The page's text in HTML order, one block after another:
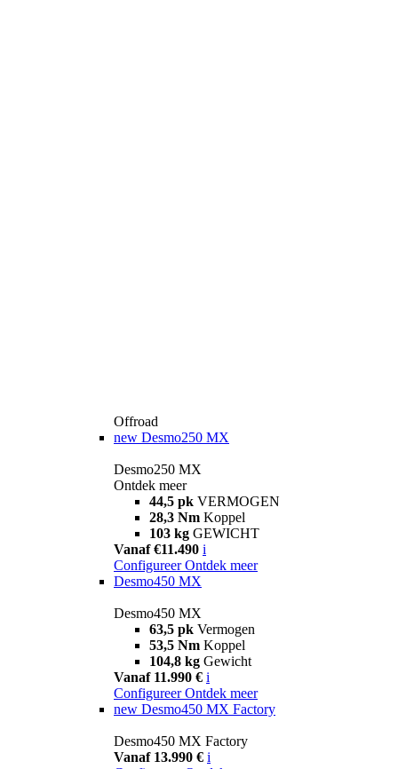
Offroad
new Desmo250 MX
Desmo250 MX
Ontdek meer
44,5 pk VERMOGEN
28,3 Nm Koppel
103 kg GEWICHT
Vanaf €11.490 i
Configureer Ontdek meer
Desmo450 MX
Desmo450 MX
63,5 pk Vermogen
53,5 Nm Koppel
104,8 kg Gewicht
Vanaf 11.990 € i
Configureer Ontdek meer
new Desmo450 MX Factory
Desmo450 MX Factory
Vanaf 13.990 € i